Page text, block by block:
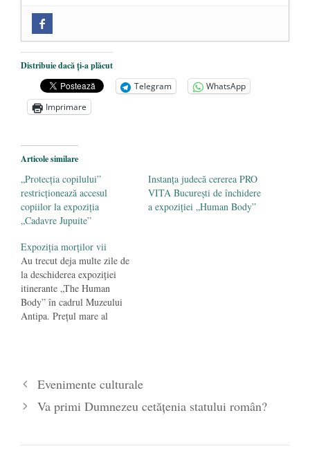
Târziu cere anchetă a Parchetului
European și reforme pentru a bloca
achizițiile la suprapreț - 13 august 2025
Dragi prieteni din Constanța
România nu știe să își folosească și să își
protejeze resursele
Distribuie dacă ți-a plăcut
Telegram
WhatsApp
Imprimare
Articole similare
„Protecţia copilului”
restricţionează accesul
copiilor la expoziţia
„Cadavre Jupuite”
Instanţa judecă cererea PRO
VITA Bucureşti de închidere
a expoziţiei „Human Body”
Expoziţia morţilor vii
Au trecut deja multe zile de
la deschiderea expoziţiei
itinerante „The Human
Body” în cadrul Muzeului
Antipa. Preţul mare al
de Istorie) nu a descurajat
Evenimente culturale
Va primi Dumnezeu cetăţenia statului român?